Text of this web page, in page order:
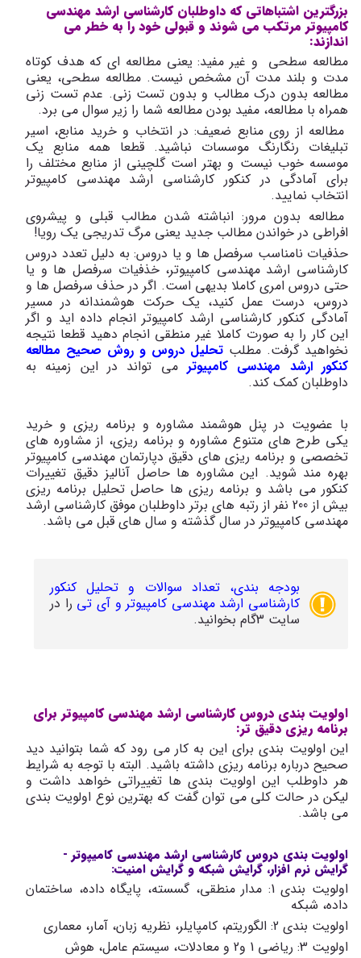
بزرگترین اشتباهاتی که داوطلبان کارشناسی ارشد مهندسی
کامپیوتر مرتکب می شوند و قبولی خود را به خطر می
اندازند:
مطالعه سطحی و غیر مفید: یعنی مطالعه ای که هدف کوتاه
مدت و بلند مدت آن مشخص نیست. مطالعه سطحی، یعنی
مطالعه بدون درک مطالب و بدون تست زنی. عدم تست زنی
همراه با مطالعه، مفید بودن مطالعه شما را زیر سوال می برد.
مطالعه از روی منابع ضعیف: در انتخاب و خرید منابع، اسیر
تبلیغات رنگارنگ موسسات نباشید. قطعا همه منابع یک
موسسه خوب نیست و بهتر است گلچینی از منابع مختلف را
برای آمادگی در کنکور کارشناسی ارشد مهندسی کامپیوتر
انتخاب نمایید.
مطالعه بدون مرور: انباشته شدن مطالب قبلی و پیشروی
افراطی در خواندن مطالب جدید یعنی مرگ تدریجی یک رویا!
حذفیات نامناسب سرفصل ها و یا دروس: به دلیل تعدد دروس
کارشناسی ارشد مهندسی کامپیوتر، خذفیات سرفصل ها و یا
حتی دروس امری کاملا بدیهی است. اگر در حذف سرفصل ها و
دروس، درست عمل کنید، یک حرکت هوشمندانه در مسیر
آمادگی کنکور کارشناسی ارشد کامپیوتر انجام داده اید و اگر
این کار را به صورت کاملا غیر منطقی انجام دهید قطعا نتیجه
نخواهید گرفت. مطلب تحلیل دروس و روش صحیح مطالعه
کنکور ارشد مهندسی کامپیوتر می تواند در این زمینه به
داوطلبان کمک کند.
با عضویت در پنل هوشمند مشاوره و برنامه ریزی و خرید
یکی طرح های متنوع مشاوره و برنامه ریزی، از مشاوره های
تخصصی و برنامه ریزی های دقیق دپارتمان مهندسی کامپیوتر
بهره مند شوید. این مشاوره ها حاصل آنالیز دقیق تغییرات
کنکور می باشد و برنامه ریزی ها حاصل تحلیل برنامه ریزی
بیش از 200 نفر از رتبه های برتر داوطلبان موفق کارشناسی ارشد
مهندسی کامپیوتر در سال گذشته و سال های قبل می باشد.
بودجه بندی، تعداد سوالات و تحلیل کنکور
کارشناسی ارشد مهندسی کامپیوتر و آی تی را در
سایت 3گام بخوانید.
اولویت بندی دروس کارشناسی ارشد مهندسی کامپیوتر برای
برنامه ریزی دقیق تر:
این اولویت بندی برای این به کار می رود که شما بتوانید دید
صحیح درباره برنامه ریزی داشته باشید. البته با توجه به شرایط
هر داوطلب این اولویت بندی ها تغییراتی خواهد داشت و
لیکن در حالت کلی می توان گفت که بهترین نوع اولویت بندی
می باشد.
اولویت بندی دروس کارشناسی ارشد مهندسی کامیپوتر -
گرایش نرم افزار، گرایش شبکه و گرایش امنیت:
اولویت بندی 1: مدار منطقی، گسسته، پایگاه داده، ساختمان
داده، شبکه
اولویت بندی 2: الگوریتم، کامپایلر، نظریه زبان، آمار، معماری
اولویت 3: ریاضی 1 و2 و معادلات، سیستم عامل، هوش